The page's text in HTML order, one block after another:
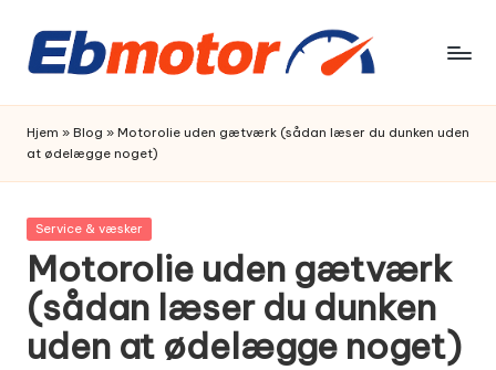
Skip
content
Hjem » Blog » Motorolie uden gætværk (sådan læser du dunken uden
at ødelægge noget)
Posted
Service & væsker
Motorolie uden gætværk
(sådan læser du dunken
uden at ødelægge noget)